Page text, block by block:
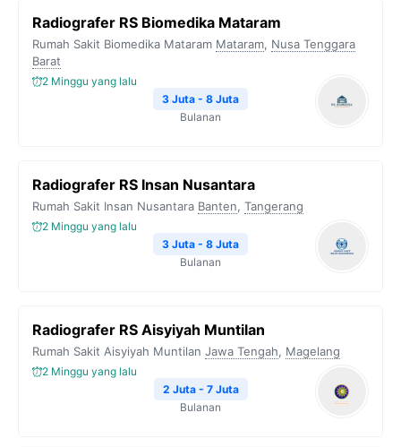
Radiografer RS Biomedika Mataram
Rumah Sakit Biomedika Mataram Mataram, Nusa Tenggara
Barat
2 Minggu yang lalu
3 Juta - 8 Juta
Bulanan
Radiografer RS Insan Nusantara
Rumah Sakit Insan Nusantara Banten, Tangerang
2 Minggu yang lalu
3 Juta - 8 Juta
Bulanan
Radiografer RS Aisyiyah Muntilan
Rumah Sakit Aisyiyah Muntilan Jawa Tengah, Magelang
2 Minggu yang lalu
2 Juta - 7 Juta
Bulanan